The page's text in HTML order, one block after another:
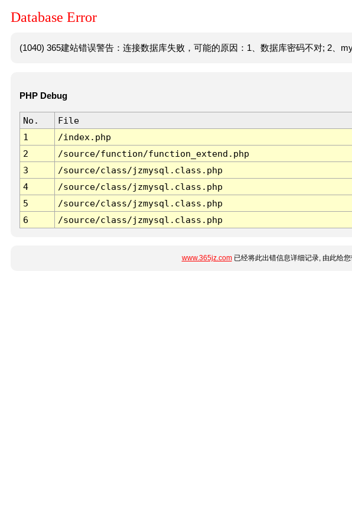
Database Error
(1040) 365建站错误警告：连接数据库失败，可能的原因：1、数据库密码不对; 2、
PHP Debug
No. File
1
/index.php
2
/source/function/function_extend.php
3
/source/class/jzmysql.class.php
4
/source/class/jzmysql.class.php
5
/source/class/jzmysql.class.php
6
/source/class/jzmysql.class.php
www.365jz.com已经将此出错信息详细记录, 由此给